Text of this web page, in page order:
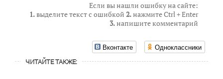
Если вы нашли ошибку на сайте:
1.выделите текст с ошибкой 2.нажмите Ctrl + Enter
3.напишите комментарий
Вконтакте Одноклассники
ЧИТАЙТЕ ТАКЖЕ: